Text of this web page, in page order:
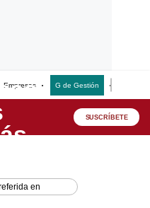
Empresas G de Gestión
SUSCRÍBETE
en